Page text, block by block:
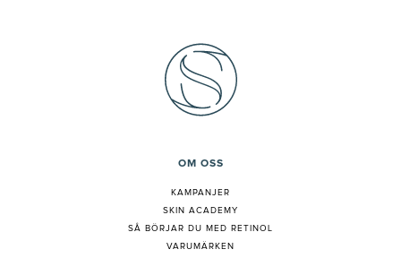
OM OSS
KAMPANJER
SKIN ACADEMY
SÅ BÖRJAR DU MED RETINOL
VARUMÄRKEN